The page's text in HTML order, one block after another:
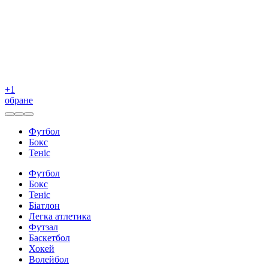
+1
обране
Футбол
Бокс
Теніс
Футбол
Бокс
Теніс
Біатлон
Легка атлетика
Футзал
Баскетбол
Хокей
Волейбол